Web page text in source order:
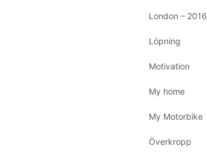
London – 2016
Löpning
Motivation
My home
My Motorbike
Överkropp